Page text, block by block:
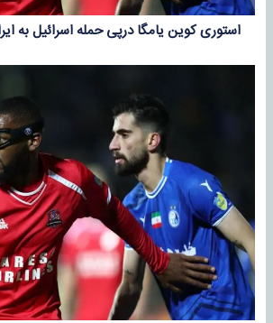
استوری کوین‌ یامگا درپی حمله اسرائیل به